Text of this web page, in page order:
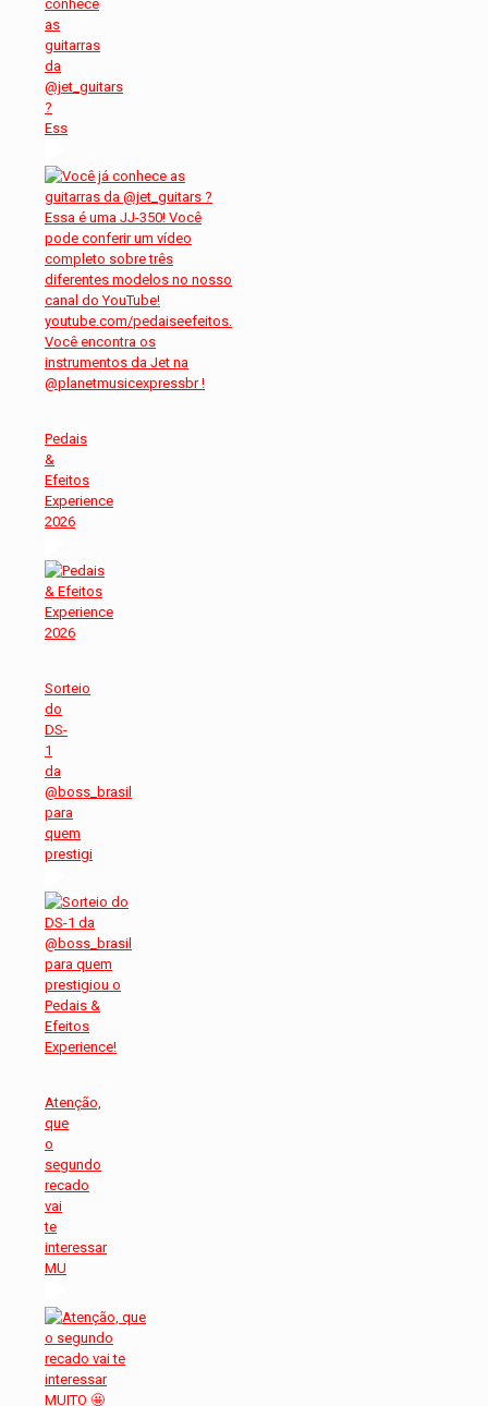
conhece
as
guitarras
da
@jet_guitars
?
Ess
Pedais
&
Efeitos
Experience
2026
Sorteio
do
DS-
1
da
@boss_brasil
para
quem
prestigi
Atenção,
que
o
segundo
recado
vai
te
interessar
MU